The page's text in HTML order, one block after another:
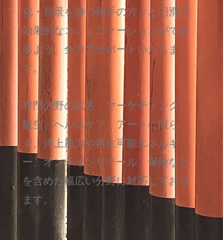
化・背景を持つ相手の方々と円滑で
効果的なコミュニケーションができ
るよう、全力でサポートいたしま
す。
専門分野の広告、マーケティング、
航空、ヘルスケア、アートに限ら
ず、洋上風力や再生可能エネルギ
ー、オンラインリテール、保険など
を含めた幅広い分野に対応しており
ます。